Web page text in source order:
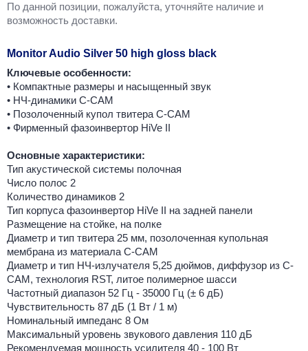
По данной позиции, пожалуйста, уточняйте наличие и
возможность доставки.
Monitor Audio Silver 50 high gloss black
Ключевые особенности:
• Компактные размеры и насыщенный звук
• НЧ-динамики C-CAM
• Позолоченный купол твитера C-CAM
• Фирменный фазоинвертор HiVe II
Основные характеристики:
Тип акустической системы полочная
Число полос 2
Количество динамиков 2
Тип корпуса фазоинвертор HiVe II на задней панели
Размещение на стойке, на полке
Диаметр и тип твитера 25 мм, позолоченная купольная
мембрана из материала C-CAM
Диаметр и тип НЧ-излучателя 5,25 дюймов, диффузор из C-
CAM, технология RST, литое полимерное шасси
Частотный диапазон 52 Гц - 35000 Гц (± 6 дБ)
Чувствительность 87 дБ (1 Вт / 1 м)
Номинальный импеданс 8 Ом
Максимальный уровень звукового давления 110 дБ
Рекомендуемая мощность усилителя 40 - 100 Вт